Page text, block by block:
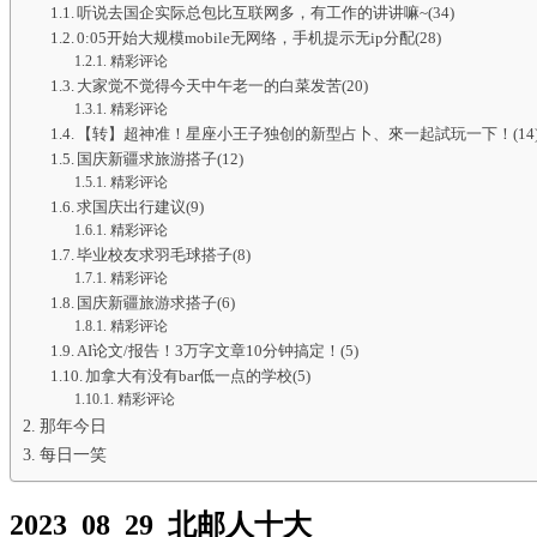
听说去国企实际总包比互联网多，有工作的讲讲嘛~(34)
0:05开始大规模mobile无网络，手机提示无ip分配(28)
精彩评论
大家觉不觉得今天中午老一的白菜发苦(20)
精彩评论
【转】超神准！星座小王子独创的新型占卜、來一起試玩一下！
国庆新疆求旅游搭子(12)
精彩评论
求国庆出行建议(9)
精彩评论
毕业校友求羽毛球搭子(8)
精彩评论
国庆新疆旅游求搭子(6)
精彩评论
AI论文/报告！3万字文章10分钟搞定！(5)
加拿大有没有bar低一点的学校(5)
精彩评论
那年今日
每日一笑
2023_08_29_北邮人十大